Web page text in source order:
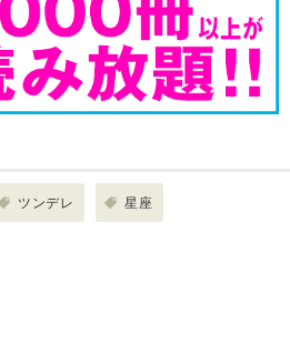
ツンデレ 星座